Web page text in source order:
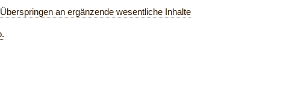
Überspringen an ergänzende wesentliche Inhalte